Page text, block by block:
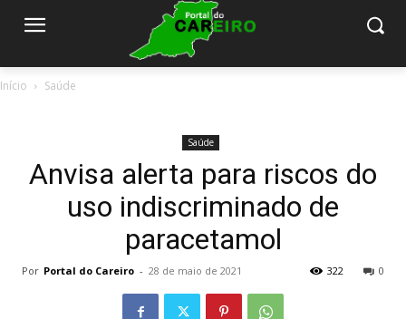
Início Saúde
Saúde
Anvisa alerta para riscos do
uso indiscriminado de
paracetamol
Por Portal do Careiro - 28 de maio de 2021 0
322